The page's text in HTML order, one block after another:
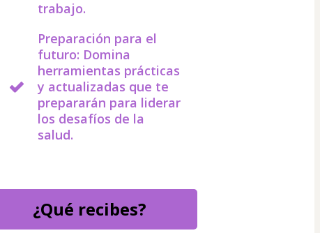
trabajo.
Preparación para el
futuro: Domina
herramientas prácticas
y actualizadas que te
prepararán para liderar
los desafíos de la
salud.
¿Qué recibes?